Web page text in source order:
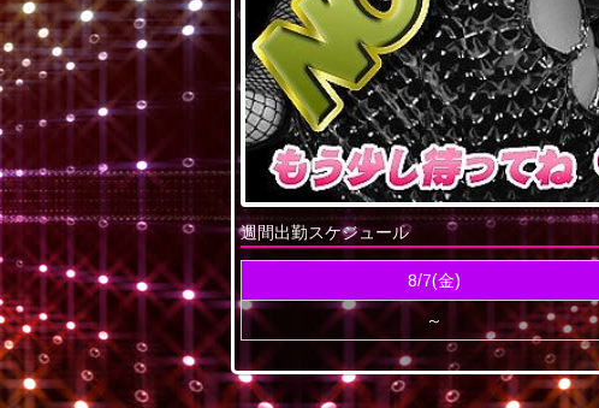
週間出勤スケジュール
8/7(金)
～